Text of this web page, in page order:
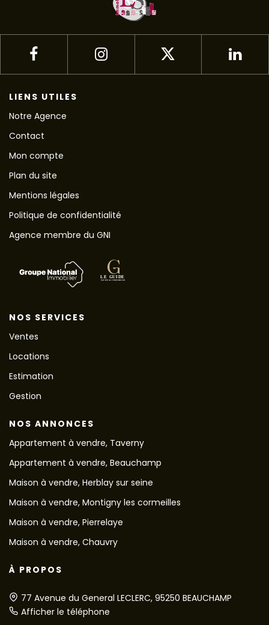
LIENS UTILES
Notre Agence
Contact
Mon compte
Plan du site
Mentions légales
Politique de confidentialité
Agence membre du GNI
NOS SERVICES
Ventes
Locations
Estimation
Gestion
NOS ANNONCES
Appartement à vendre, Taverny
Appartement à vendre, Beauchamp
Maison à vendre, Herblay sur seine
Maison à vendre, Montigny les cormeilles
Maison à vendre, Pierrelaye
Maison à vendre, Chauvry
À PROPOS
77 Avenue du General LECLERC, 95250 BEAUCHAMP
Afficher le téléphone